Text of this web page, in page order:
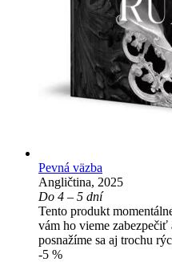
Pevná väzba
Angličtina, 2025
Do 4 – 5 dní
Tento produkt
vám ho vieme
posnažíme sa aj trochu
-5 %